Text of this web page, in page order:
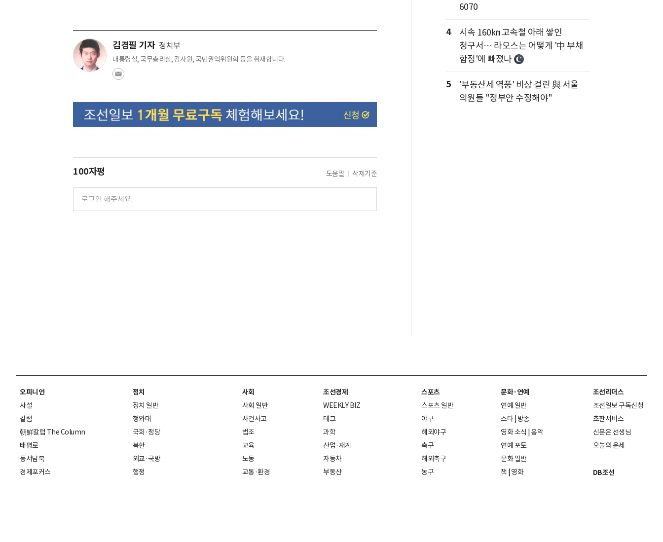
김경필 기자 정치부
대통령실, 국무총리실, 감사원, 국민권익위원회 등을 취재합니다.
100자평 도움말 삭제기준
6070
4
시속 160㎞ 고속철 아래 쌓인
청구서… 라오스는 어떻게 '中 부채
함정'에 빠졌나
5
'부동산세 역풍' 비상 걸린 與 서울
의원들 "정부안 수정해야"
오피니언
사설
칼럼
朝鮮칼럼 The Column
태평로
동서남북
경제포커스
정치
정치 일반
청와대
국회·정당
북한
외교·국방
행정
사회
사회 일반
사건사고
법조
교육
노동
교통·환경
조선경제
WEEKLY BIZ
테크
과학
산업·재계
자동차
부동산
스포츠
스포츠 일반
야구
해외야구
축구
해외축구
농구
문화·연예
연예 일반
스타 방송
영화 소식 음악
연예 포토
문화 일반
책
영화
조선리더스
조선일보 구독신청
초판서비스
신문은 선생님
오늘의 운세
DB조선